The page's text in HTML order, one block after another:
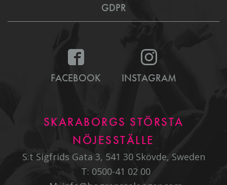
GDPR
FACEBOOK INSTAGRAM
SKARABORGS STÖRSTA
NÖJESSTÄLLE
S:t Sigfrids Gata 3, 541 30 Skövde, Sweden
T: 0500-41 02 00